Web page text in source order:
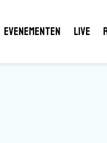
EVENEMENTEN LIVE